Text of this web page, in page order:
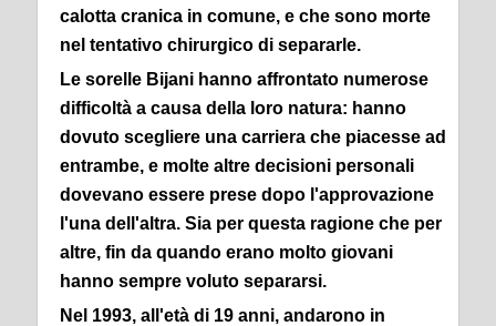
calotta cranica in comune, e che sono morte
nel tentativo chirurgico di separarle.
Le sorelle Bijani hanno affrontato numerose
difficoltà a causa della loro natura: hanno
dovuto scegliere una carriera che piacesse ad
entrambe, e molte altre decisioni personali
dovevano essere prese dopo l'approvazione
l'una dell'altra. Sia per questa ragione che per
altre, fin da quando erano molto giovani
hanno sempre voluto separarsi.
Nel 1993, all'età di 19 anni, andarono in